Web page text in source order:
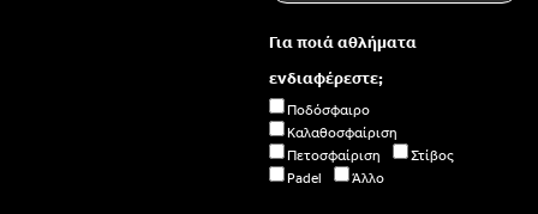
Για ποιά αθλήματα
ενδιαφέρεστε;
Ποδόσφαιρο
Καλαθοσφαίριση
Πετοσφαίριση
Στίβος
Padel
Άλλο